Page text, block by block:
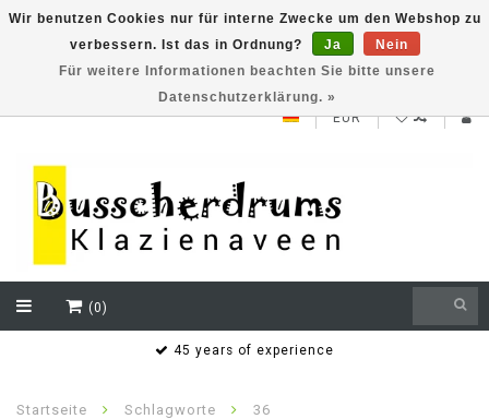
NEW ROLAND V71 series testklaar
EUR
(0)
45 years of experience
Startseite Schlagworte 36
Wir benutzen Cookies nur für interne Zwecke um den Webshop zu
verbessern. Ist das in Ordnung?
Ja
Nein
Für weitere Informationen beachten Sie bitte unsere
Datenschutzerklärung. »